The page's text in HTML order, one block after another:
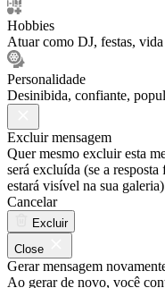
Hobbies
Atuar como DJ, festas,
Personalidade
Desinibida, confiante,
Excluir mensagem
Quer mesmo excluir esta
será excluída (se a
estará visível na sua
Cancelar
Excluir
Close
Gerar mensagem
Ao gerar de novo, você